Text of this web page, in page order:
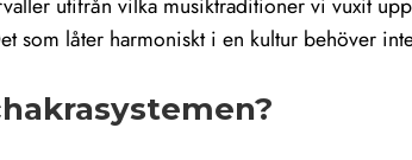
utifrån vilka musiktraditioner vi vuxit
som låter harmoniskt i en kultur behöver